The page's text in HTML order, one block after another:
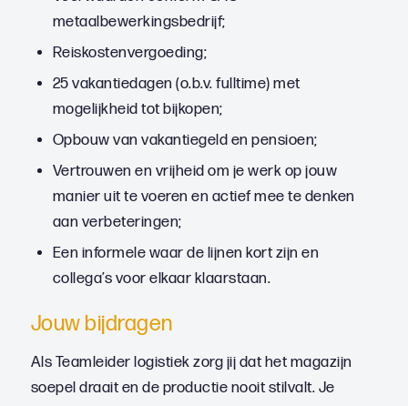
metaalbewerkingsbedrijf;
Reiskostenvergoeding;
25 vakantiedagen (o.b.v. fulltime) met
mogelijkheid tot bijkopen;
Opbouw van vakantiegeld en pensioen;
Vertrouwen en vrijheid om je werk op jouw
manier uit te voeren en actief mee te denken
aan verbeteringen;
Een informele waar de lijnen kort zijn en
collega’s voor elkaar klaarstaan.
Jouw bijdragen
Als Teamleider logistiek zorg jij dat het magazijn
soepel draait en de productie nooit stilvalt. Je